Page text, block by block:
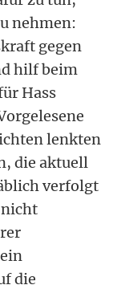
nehmen:
gegen
hilf beim
Hass
lenkten
die aktuell
verfolgt
die